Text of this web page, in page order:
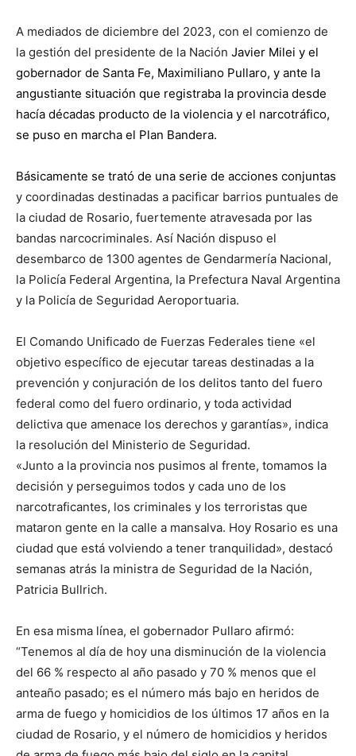
A mediados de diciembre del 2023, con el comienzo de
la gestión del presidente de la Nación Javier Milei y el
gobernador de Santa Fe, Maximiliano Pullaro, y ante la
angustiante situación que registraba la provincia desde
hacía décadas producto de la violencia y el narcotráfico,
se puso en marcha el Plan Bandera.
Básicamente se trató de una serie de acciones conjuntas
y coordinadas destinadas a pacificar barrios puntuales de
la ciudad de Rosario, fuertemente atravesada por las
bandas narcocriminales. Así Nación dispuso el
desembarco de 1300 agentes de Gendarmería Nacional,
la Policía Federal Argentina, la Prefectura Naval Argentina
y la Policía de Seguridad Aeroportuaria.
El Comando Unificado de Fuerzas Federales tiene «el
objetivo específico de ejecutar tareas destinadas a la
prevención y conjuración de los delitos tanto del fuero
federal como del fuero ordinario, y toda actividad
delictiva que amenace los derechos y garantías», indica
la resolución del Ministerio de Seguridad.
«Junto a la provincia nos pusimos al frente, tomamos la
decisión y perseguimos todos y cada uno de los
narcotraficantes, los criminales y los terroristas que
mataron gente en la calle a mansalva. Hoy Rosario es una
ciudad que está volviendo a tener tranquilidad», destacó
semanas atrás la ministra de Seguridad de la Nación,
Patricia Bullrich.
En esa misma línea, el gobernador Pullaro afirmó:
“Tenemos al día de hoy una disminución de la violencia
del 66 % respecto al año pasado y 70 % menos que el
anteaño pasado; es el número más bajo en heridos de
arma de fuego y homicidios de los últimos 17 años en la
ciudad de Rosario, y el número de homicidios y heridos